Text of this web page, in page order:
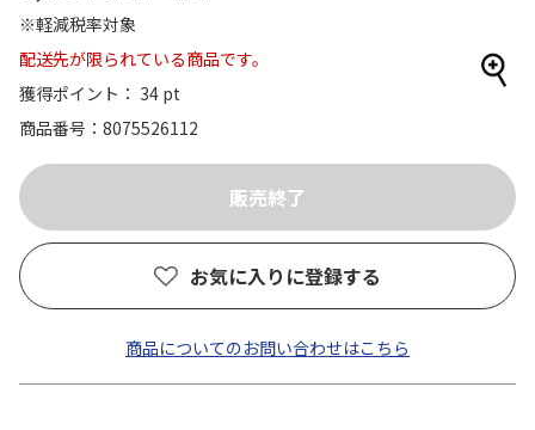
※軽減税率対象
配送先が限られている商品です。
獲得ポイント： 34 pt
商品番号
8075526112
お気に入りに登録する
商品についてのお問い合わせはこちら